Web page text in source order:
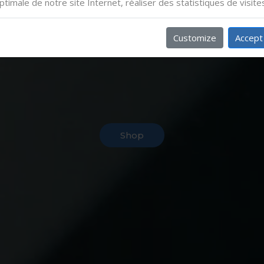
Shop
de notre site Internet, réaliser des statistiques de
Customize Accept